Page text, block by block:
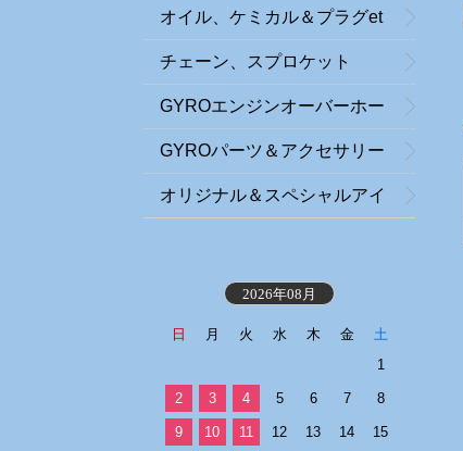
オイル、ケミカル＆プラグet
c．
チェーン、スプロケット
GYROエンジンオーバーホー
ル
GYROパーツ＆アクセサリー
オリジナル＆スペシャルアイ
2026年08月
日 月 火 水 木 金
土
1
2 3 4 5 6 7 8
9 10 11 12 13 14 15